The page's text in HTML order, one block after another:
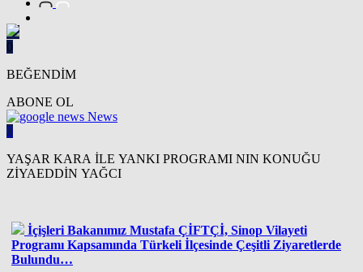
0
BEĞENDİM
ABONE OL
News
0
YAŞAR KARA İLE YANKI PROGRAMI NIN KONUĞU
ZİYAEDDİN YAĞCI
İçişleri Bakanımız Mustafa ÇİFTÇİ, Sinop Vilayeti
Programı Kapsamında Türkeli İlçesinde Çeşitli Ziyaretlerde
Bulundu…